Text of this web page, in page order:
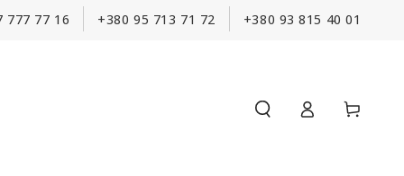
777 77 16 +380 95 713 71 72 +380 93 815 40 01
Увійти Кошик